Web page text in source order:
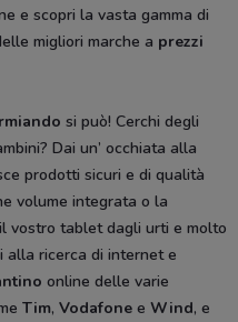
e scopri la vasta gamma di
migliori marche a prezzi
si può! Cerchi degli
Dai un’ occhiata alla
prodotti sicuri e di qualità
volume integrata o la
vostro tablet dagli urti e molto
alla ricerca di internet e
online delle varie
Tim, Vodafone e Wind, e